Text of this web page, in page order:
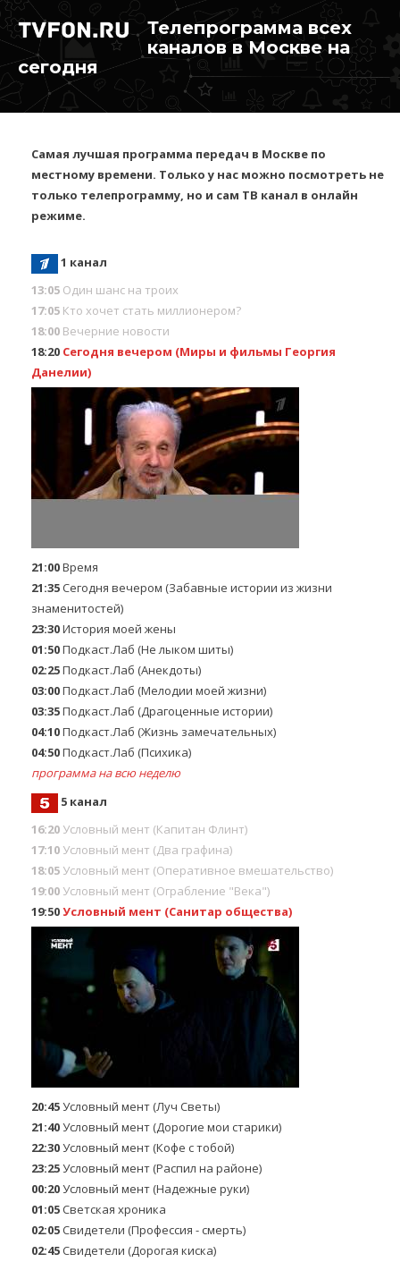
Телепрограмма всех
каналов в Москве на
сегодня
Самая лучшая программа передач в Москве по
местному времени. Только у нас можно посмотреть не
только телепрограмму, но и сам ТВ канал в онлайн
режиме.
1 канал
13:05 Один шанс на троих
17:05 Кто хочет стать миллионером?
18:00 Вечерние новости
18:20 Сегодня вечером (Миры и фильмы Георгия
Данелии)
21:00Время
21:35Сегодня вечером (Забавные истории из жизни
знаменитостей)
23:30История моей жены
01:50Подкаст.Лаб (Не лыком шиты)
02:25Подкаст.Лаб (Анекдоты)
03:00Подкаст.Лаб (Мелодии моей жизни)
03:35Подкаст.Лаб (Драгоценные истории)
04:10Подкаст.Лаб (Жизнь замечательных)
04:50Подкаст.Лаб (Психика)
программа на всю неделю
5 канал
16:20 Условный мент (Капитан Флинт)
17:10 Условный мент (Два графина)
18:05 Условный мент (Оперативное вмешательство)
19:00 Условный мент (Ограбление "Века")
19:50Условный мент (Санитар общества)
20:45Условный мент (Луч Светы)
21:40Условный мент (Дорогие мои старики)
22:30Условный мент (Кофе с тобой)
23:25Условный мент (Распил на районе)
00:20Условный мент (Надежные руки)
01:05Светская хроника
02:05Свидетели (Профессия - смерть)
02:45Свидетели (Дорогая киска)